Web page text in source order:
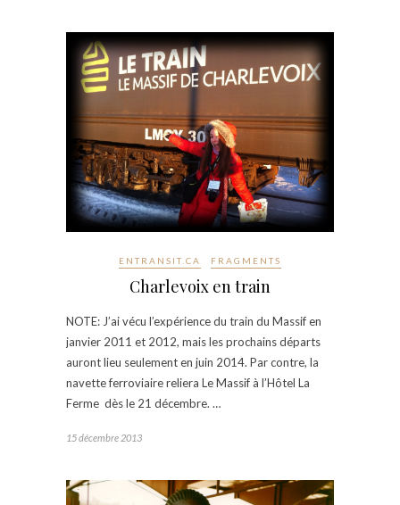
ENTRANSIT.CA FRAGMENTS
Charlevoix en train
NOTE: J’ai vécu l’expérience du train du Massif en
janvier 2011 et 2012, mais les prochains départs
auront lieu seulement en juin 2014. Par contre, la
navette ferroviaire reliera Le Massif à l’Hôtel La
Ferme dès le 21 décembre. …
15 décembre 2013